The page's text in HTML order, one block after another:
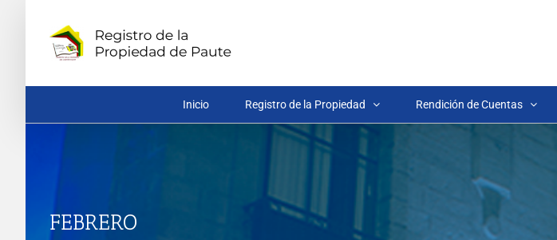
contenido
Inicio Registro de la Propiedad Rendición de Cuentas
FEBRERO